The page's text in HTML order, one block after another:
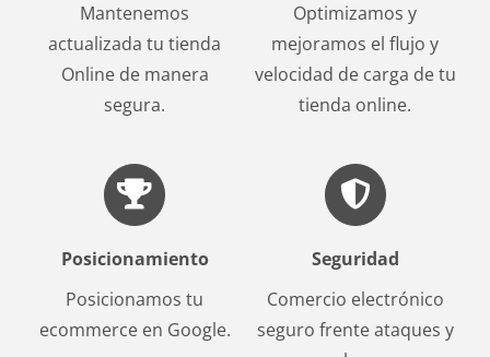
Mantenemos
actualizada tu tienda
Online de manera
segura.
Optimizamos y
mejoramos el flujo y
velocidad de carga de tu
tienda online.
Posicionamiento
Posicionamos tu
ecommerce en Google.
Seguridad
Comercio electrónico
seguro frente ataques y